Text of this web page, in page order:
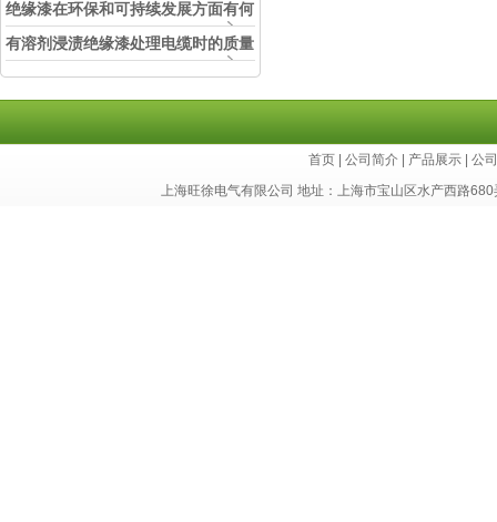
中的实际应用效果
绝缘漆在环保和可持续发展方面有何
考虑？
有溶剂浸渍绝缘漆处理电缆时的质量
和安全性考虑因素
首页 |公司简介 产品展示 |公
上海旺徐电气有限公司 地址：上海市宝山区水产西路